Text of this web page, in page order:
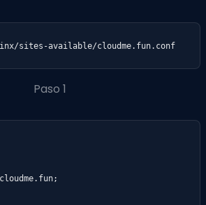
sites-available/cloudme.fun.conf
Paso 1